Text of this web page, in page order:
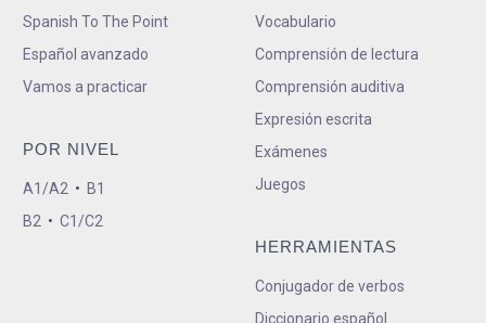
Spanish To The Point
Español avanzado
Vamos a practicar
POR NIVEL
A1/A2 • B1
B2 • C1/C2
Vocabulario
Comprensión de lectura
Comprensión auditiva
Expresión escrita
Exámenes
Juegos
HERRAMIENTAS
Conjugador de verbos
Diccionario español